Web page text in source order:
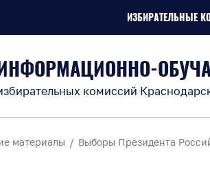
ИЗБИРАТЕЛЬНЫЕ
комиссий
материалы Выборы Президента